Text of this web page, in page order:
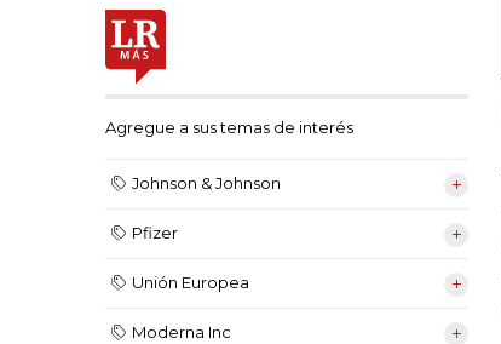
Agregue a sus temas de interés
Johnson & Johnson
Pfizer
Unión Europea
Moderna Inc